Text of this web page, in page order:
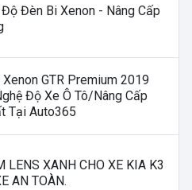
Đèn Bi Xenon - Nâng Cấp
GTR Premium 2019
Độ Xe Ô Tô/nâng Cấp
Tại Auto365
LENS XANH CHO XE KIA K3
AN TOÀN.